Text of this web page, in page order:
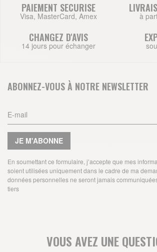
PAIEMENT SECURISE
Visa, MasterCard, Amex à
CHANGEZ D'AVIS
14 jours pour échanger
ABONNEZ-VOUS À NOTRE NEWSLETTER
JE M'ABONNE
En soumettant ce formulaire, j’accepte que mes
soient utilisées uniquement dans le cadre de ma
données personnelles ne seront jamais
tiers
VOUS AVEZ UNE